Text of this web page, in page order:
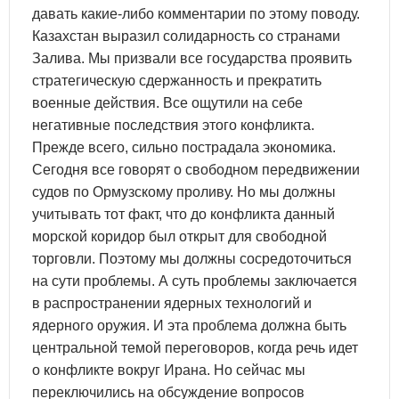
давать какие-либо комментарии по этому поводу.
Казахстан выразил солидарность со странами
Залива. Мы призвали все государства проявить
стратегическую сдержанность и прекратить
военные действия. Все ощутили на себе
негативные последствия этого конфликта.
Прежде всего, сильно пострадала экономика.
Сегодня все говорят о свободном передвижении
судов по Ормузскому проливу. Но мы должны
учитывать тот факт, что до конфликта данный
морской коридор был открыт для свободной
торговли. Поэтому мы должны сосредоточиться
на сути проблемы. А суть проблемы заключается
в распространении ядерных технологий и
ядерного оружия. И эта проблема должна быть
центральной темой переговоров, когда речь идет
о конфликте вокруг Ирана. Но сейчас мы
переключились на обсуждение вопросов